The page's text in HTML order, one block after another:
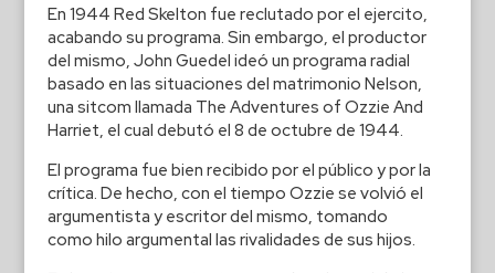
En 1944 Red Skelton fue reclutado por el ejercito,
acabando su programa. Sin embargo, el productor
del mismo, John Guedel ideó un programa radial
basado en las situaciones del matrimonio Nelson,
una sitcom llamada The Adventures of Ozzie And
Harriet, el cual debutó el 8 de octubre de 1944.
El programa fue bien recibido por el público y por la
crítica. De hecho, con el tiempo Ozzie se volvió el
argumentista y escritor del mismo, tomando
como hilo argumental las rivalidades de sus hijos.